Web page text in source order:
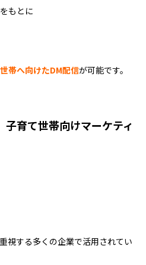
もとに
帯へ向けたDM配信が可能です。
子育て世帯向けマーケティ
視する多くの企業で活用されてい